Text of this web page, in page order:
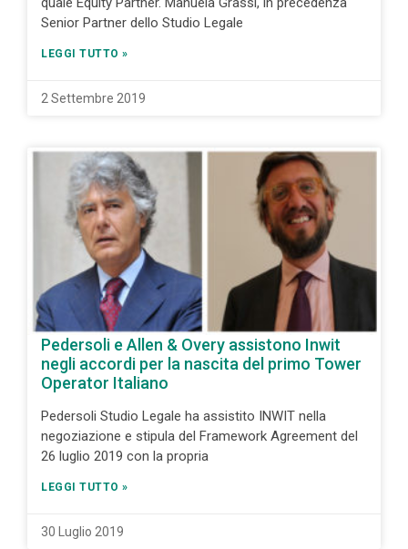
Senior Partner dello Studio Legale
LEGGI TUTTO »
2 Settembre 2019
Pedersoli e Allen & Overy assistono Inwit
negli accordi per la nascita del primo Tower
Operator Italiano
Pedersoli Studio Legale ha assistito INWIT nella
negoziazione e stipula del Framework Agreement del
26 luglio 2019 con la propria
LEGGI TUTTO »
30 Luglio 2019